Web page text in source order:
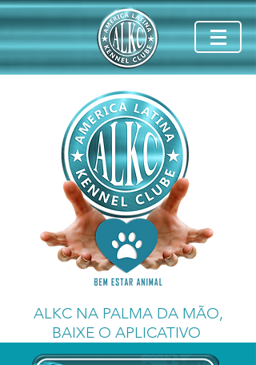
ALKC NA PALMA DA MÃO,
BAIXE O APLICATIVO